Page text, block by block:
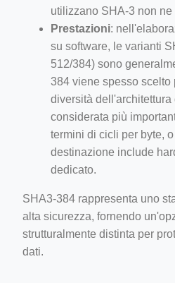
utilizzano SHA-3 non ne
Prestazioni:
su software, le varianti
512/384) sono
384 viene spesso scelto
diversità dell'architettura
considerata più
termini di cicli per byte,
destinazione include
dedicato.
SHA3-384 rappresenta uno
alta sicurezza, fornendo
strutturalmente distinta per
dati.